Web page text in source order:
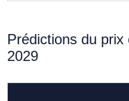
Prédictions du
2029